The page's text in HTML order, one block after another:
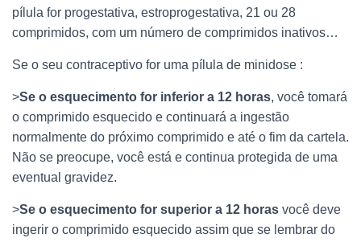
pílula for progestativa, estroprogestativa, 21 ou 28
comprimidos, com um número de comprimidos inativos…
Se o seu contraceptivo for uma pílula de minidose :
>Se o esquecimento for inferior a 12 horas, você tomará
o comprimido esquecido e continuará a ingestão
normalmente do próximo comprimido e até o fim da cartela.
Não se preocupe, você está e continua protegida de uma
eventual gravidez.
>Se o esquecimento for superior a 12 horas você deve
ingerir o comprimido esquecido assim que se lembrar do